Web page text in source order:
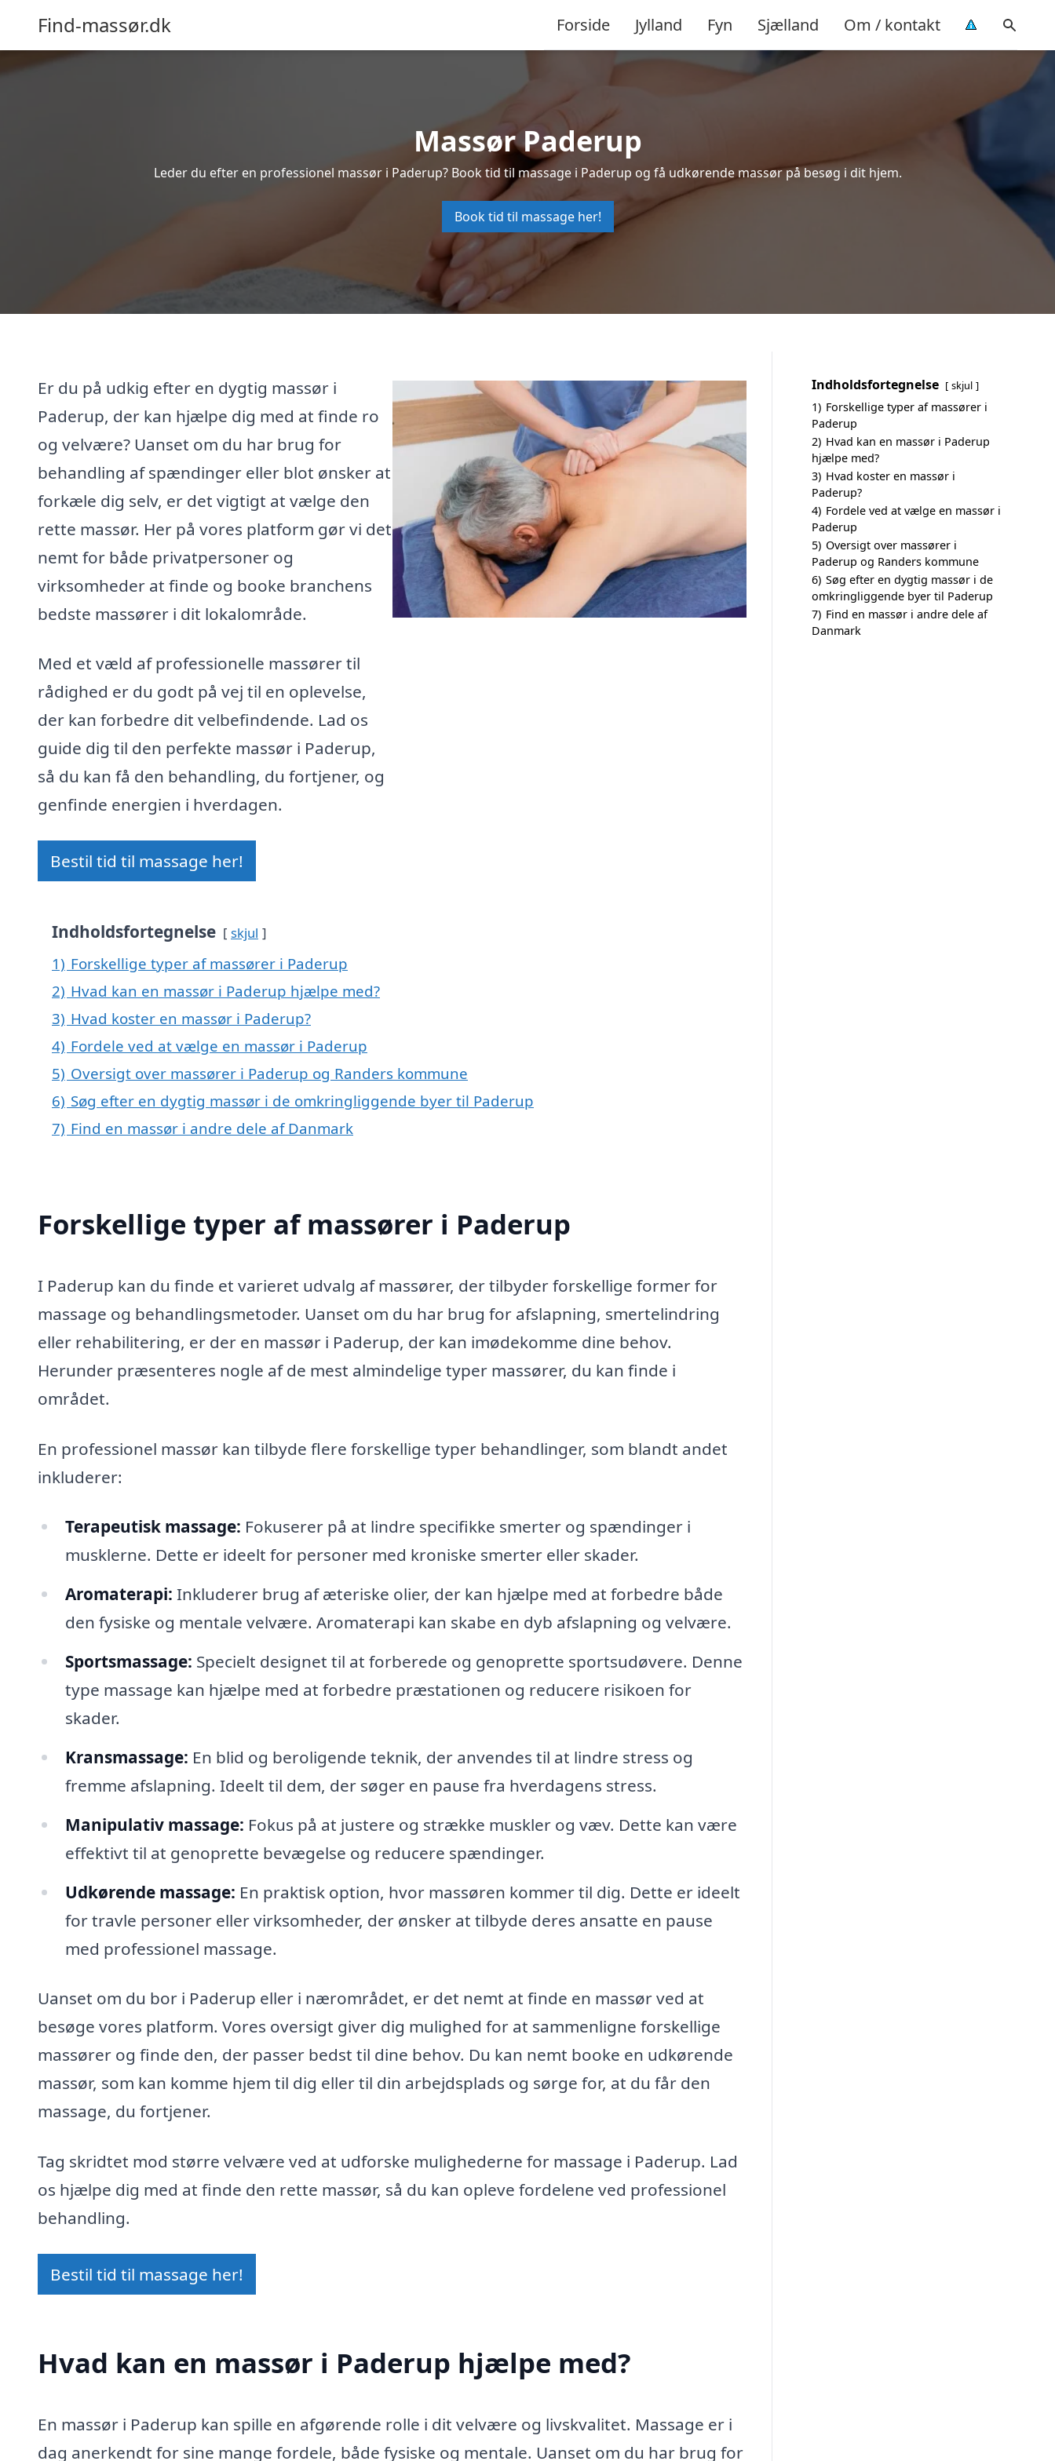
Find-massør.dk Forside Jylland Fyn Sjælland Om / kontakt
Massør Paderup
Leder du efter en professionel massør i Paderup? Book tid til massage i Paderup og få udkørende massør på besøg i dit hjem.
Book tid til massage her!
Er du på udkig efter en dygtig massør i
Paderup, der kan hjælpe dig med at finde ro
og velvære? Uanset om du har brug for
behandling af spændinger eller blot ønsker at
forkæle dig selv, er det vigtigt at vælge den
rette massør. Her på vores platform gør vi det
nemt for både privatpersoner og
virksomheder at finde og booke branchens
bedste massører i dit lokalområde.
Med et væld af professionelle massører til
rådighed er du godt på vej til en oplevelse,
der kan forbedre dit velbefindende. Lad os
guide dig til den perfekte massør i Paderup,
så du kan få den behandling, du fortjener, og
genfinde energien i hverdagen.
Bestil tid til massage her!
Indholdsfortegnelse skjul
1) Forskellige typer af massører i Paderup
2) Hvad kan en massør i Paderup hjælpe med?
3) Hvad koster en massør i Paderup?
4) Fordele ved at vælge en massør i Paderup
5) Oversigt over massører i Paderup og Randers kommune
6) Søg efter en dygtig massør i de omkringliggende byer til Paderup
7) Find en massør i andre dele af Danmark
Forskellige typer af massører i Paderup
I Paderup kan du finde et varieret udvalg af massører, der tilbyder forskellige former for
massage og behandlingsmetoder. Uanset om du har brug for afslapning, smertelindring
eller rehabilitering, er der en massør i Paderup, der kan imødekomme dine behov.
Herunder præsenteres nogle af de mest almindelige typer massører, du kan finde i
området.
En professionel massør kan tilbyde flere forskellige typer behandlinger, som blandt andet
inkluderer:
Terapeutisk massage: Fokuserer på at lindre specifikke smerter og spændinger i
musklerne. Dette er ideelt for personer med kroniske smerter eller skader.
Aromaterapi: Inkluderer brug af æteriske olier, der kan hjælpe med at forbedre både
den fysiske og mentale velvære. Aromaterapi kan skabe en dyb afslapning og velvære.
Sportsmassage: Specielt designet til at forberede og genoprette sportsudøvere. Denne
type massage kan hjælpe med at forbedre præstationen og reducere risikoen for
skader.
Kransmassage: En blid og beroligende teknik, der anvendes til at lindre stress og
fremme afslapning. Ideelt til dem, der søger en pause fra hverdagens stress.
Manipulativ massage: Fokus på at justere og strække muskler og væv. Dette kan være
effektivt til at genoprette bevægelse og reducere spændinger.
Udkørende massage: En praktisk option, hvor massøren kommer til dig. Dette er ideelt
for travle personer eller virksomheder, der ønsker at tilbyde deres ansatte en pause
med professionel massage.
Uanset om du bor i Paderup eller i nærområdet, er det nemt at finde en massør ved at
besøge vores platform. Vores oversigt giver dig mulighed for at sammenligne forskellige
massører og finde den, der passer bedst til dine behov. Du kan nemt booke en udkørende
massør, som kan komme hjem til dig eller til din arbejdsplads og sørge for, at du får den
massage, du fortjener.
Tag skridtet mod større velvære ved at udforske mulighederne for massage i Paderup. Lad
os hjælpe dig med at finde den rette massør, så du kan opleve fordelene ved professionel
behandling.
Bestil tid til massage her!
Hvad kan en massør i Paderup hjælpe med?
En massør i Paderup kan spille en afgørende rolle i dit velvære og livskvalitet. Massage er i
dag anerkendt for sine mange fordele, både fysiske og mentale. Uanset om du har brug for
Indholdsfortegnelse skjul
1) Forskellige typer af massører i
Paderup
2) Hvad kan en massør i Paderup
hjælpe med?
3) Hvad koster en massør i
Paderup?
4) Fordele ved at vælge en massør i
Paderup
5) Oversigt over massører i
Paderup og Randers kommune
6) Søg efter en dygtig massør i de
omkringliggende byer til Paderup
7) Find en massør i andre dele af
Danmark